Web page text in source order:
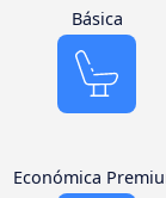
Básica
Económica